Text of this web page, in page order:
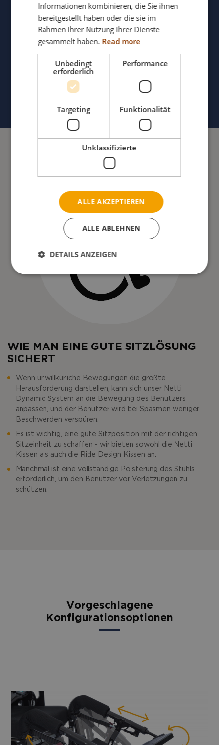
Weniger Schmerzen
WIE MAN EINE GUTE SITZLÖSUNG
SICHERT
Wenn unwillkürliche Bewegungen die größte
Herausforderung darstellen, kann sich unser Netti
Dynamic System an die Bewegung des Benutzers
anpassen, und der Benutzer wird bei Spasmen weniger
Beschwerden verspüren.
Es ist wichtig, eine gute Sitzposition mit der richtigen
Sitzeinheit zu schaffen - wir bieten sowohl die Netti
Kissen als auch die Ride Design Kissen an.
Manchmal ist eine vollständige Polsterung des Stuhls
erforderlich, um den Benutzer vor Verletzungen zu
schützen.
Vorgeschlagene
Konfigurationsoptionen
Informationen kombinieren, die Sie ihnen
bereitgestellt haben oder die sie im
Rahmen Ihrer Nutzung ihrer Dienste
gesammelt haben. Read more
Unbedingt
erforderlich
Performance
Targeting Funktionalität
Unklassifizierte
ALLE AKZEPTIEREN
ALLE ABLEHNEN
DETAILS ANZEIGEN